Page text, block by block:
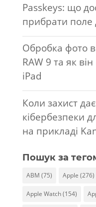
Passkeys: що
прибрати поле
Обробка фото
RAW 9 та як
iPad
Коли захист
кібербезпеки
на прикладі
Пошук за
ABM (75) Apple (276)
Apple Watch(154)